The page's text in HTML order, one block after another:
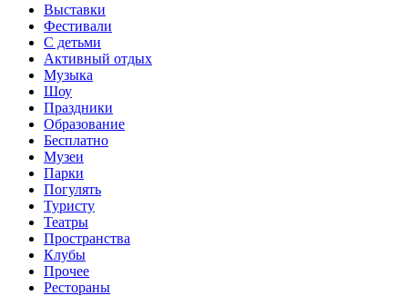
Выставки
Фестивали
С детьми
Активный отдых
Музыка
Шоу
Праздники
Образование
Бесплатно
Музеи
Парки
Погулять
Туристу
Театры
Пространства
Клубы
Прочее
Рестораны